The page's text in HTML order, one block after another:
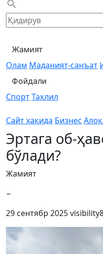
Жамият
Олам Маданият-санъат
Фойдали
СпортТаҳлил
Сайт хақида Бизнес
Эртага об-
бўлади?
Жамият
−
29 сентябр 2025visibility